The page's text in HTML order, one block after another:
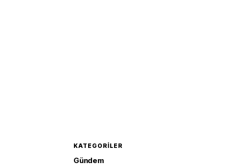
KATEGORILER
Gündem